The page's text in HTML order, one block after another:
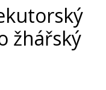
žhářský